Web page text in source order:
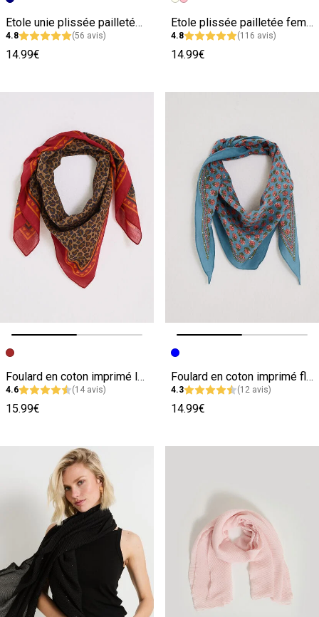
Etole unie plissée pailletée femme
4.8 (56 avis)
14.99€
Etole plissée pailletée femme
4.8 (116 avis)
14.99€
Image précédente
Image suivante
Foulard en coton imprimé léopard femme
4.6 (14 avis)
15.99€
Image précédente
Image suivante
Foulard en coton imprimé fleuri femme
4.3 (12 avis)
14.99€